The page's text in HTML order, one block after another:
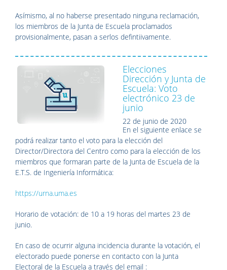
Asímismo, al no haberse presentado ninguna reclamación,
los miembros de la Junta de Escuela proclamados
provisionalmente, pasan a serlos defintiivamente.
Elecciones
Dirección y Junta de
Escuela: Voto
electrónico 23 de
junio
22 de junio de 2020
En el siguiente enlace se
podrá realizar tanto el voto para la elección del
Director/Directora del Centro como para la elección de los
miembros que formaran parte de la Junta de Escuela de la
E.T.S. de Ingeniería Informática:
https://urna.uma.es
Horario de votación: de 10 a 19 horas del martes 23 de
junio.
En caso de ocurrir alguna incidencia durante la votación, el
electorado puede ponerse en contacto con la Junta
Electoral de la Escuela a través del email :